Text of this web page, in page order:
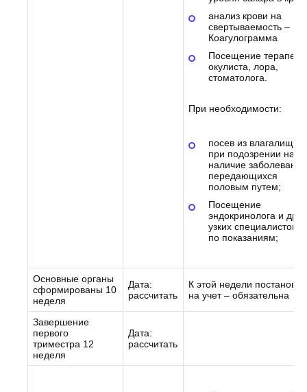
анализ крови на
свертываемость –
Коагулограмма
Посещение
окулиста, лора,
стоматолога.
При необходимости:
посев из влагалища –
при подозрении на
наличие заболеваний
передающихся
половым путем;
Посещение
эндокринолога и
узких специалистов –
по показаниям;
Основные органы
сформированы 10
неделя
Дата:
рассчитать
К этой недели постановка
на учет – обязательна
Завершение
первого
триместра 12
неделя
Дата:
рассчитать